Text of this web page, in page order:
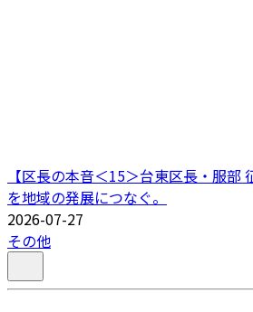
【区長の本音＜15＞台東区長・服部
を地域の発展につなぐ。
2026-07-27
その他